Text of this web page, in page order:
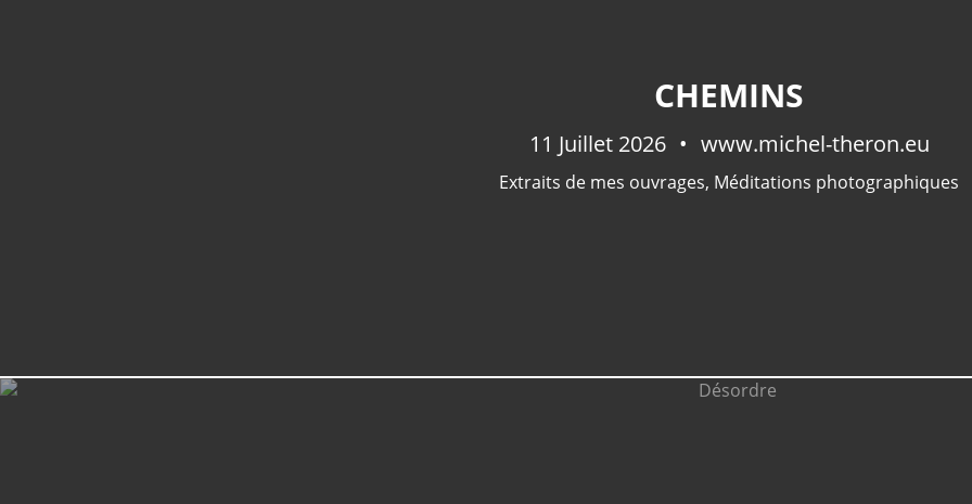
CHEMINS
11 Juillet 2026 www.michel-theron.eu
Extraits de mes ouvrages, Méditations photographiques